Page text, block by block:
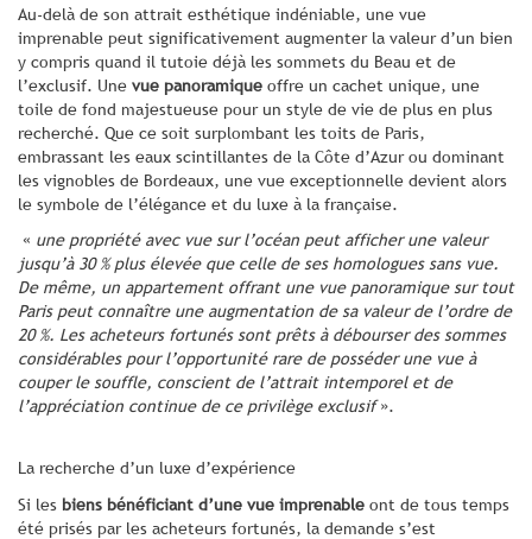
Au-delà de son attrait esthétique indéniable, une vue
imprenable peut significativement augmenter la valeur d’un bien
y compris quand il tutoie déjà les sommets du Beau et de
l’exclusif. Une vue panoramique offre un cachet unique, une
toile de fond majestueuse pour un style de vie de plus en plus
recherché. Que ce soit surplombant les toits de Paris,
embrassant les eaux scintillantes de la Côte d’Azur ou dominant
les vignobles de Bordeaux, une vue exceptionnelle devient alors
le symbole de l’élégance et du luxe à la française.
« une propriété avec vue sur l’océan peut afficher une valeur
jusqu’à 30 % plus élevée que celle de ses homologues sans vue.
De même, un appartement offrant une vue panoramique sur tout
Paris peut connaître une augmentation de sa valeur de l’ordre de
20 %. Les acheteurs fortunés sont prêts à débourser des sommes
considérables pour l’opportunité rare de posséder une vue à
couper le souffle, conscient de l’attrait intemporel et de
l’appréciation continue de ce privilège exclusif».
La recherche d’un luxe d’expérience
Si les biens bénéficiant d’une vue imprenable ont de tous temps
été prisés par les acheteurs fortunés, la demande s’est